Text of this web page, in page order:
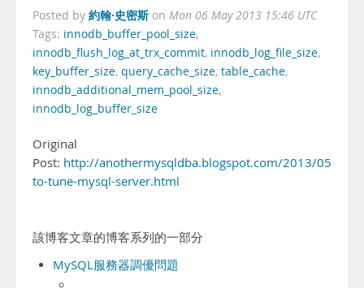
Posted by 約翰·史密斯 on Mon 06 May 2013 15:46 UTC
Tags: innodb_buffer_pool_size,
innodb_flush_log_at_trx_commit, innodb_log_file_size,
key_buffer_size, query_cache_size, table_cache,
innodb_additional_mem_pool_size,
innodb_log_buffer_size
Original
Post: http://anothermysqldba.blogspot.com/2013/05/how-
to-tune-mysql-server.html
該博客文章的博客系列的一部分
MySQL服務器調優問題